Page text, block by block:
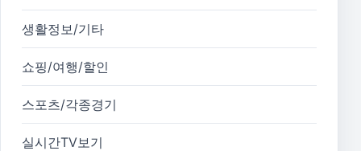
생활정보/기타
쇼핑/여행/할인
스포츠/각종경기
실시간TV보기